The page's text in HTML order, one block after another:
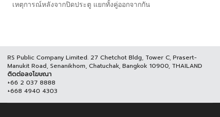
เหตุการณ์หลังจากปิดประตู แยกทั้งคู่ออกจากกัน
RS Public Company Limited. 27 Chetchot Bldg, Tower C, Prasert-
Manukit Road, Senanikhom, Chatuchak, Bangkok 10900, THAILAND
ติดต่อลงโฆษณา
+66 2 037 8888
+668 4940 4303